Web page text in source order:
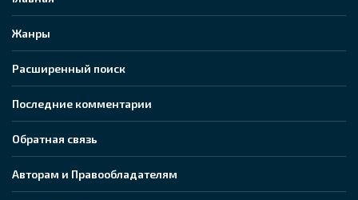
Жанры
Расширенный поиск
Последние комментарии
Обратная связь
Авторам и Правообладателям